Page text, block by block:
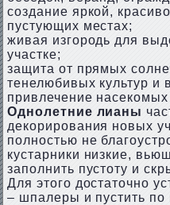
создание яркой,
пустующих местах;
живая изгородь для
участке;
защита от прямых
тенелюбивых культур и
привлечение
Однолетние лианы
декорирования новых
полностью не
кустарники низкие,
заполнить пустоту и
Для этого достаточно
– шпалеры и пустить